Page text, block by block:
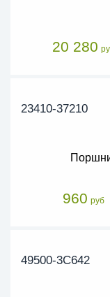
20 280
23410-37210
960 руб
49500-3C642